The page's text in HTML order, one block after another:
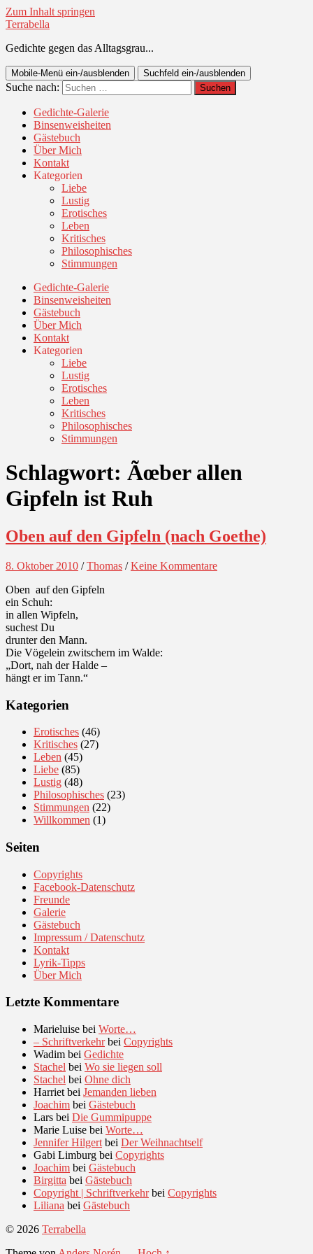
Zum Inhalt springen
Terrabella
Gedichte gegen das Alltagsgrau...
Mobile-Menü ein-/ausblenden Suchfeld ein-/ausblenden
Suche nach:
Gedichte-Galerie
Binsenweisheiten
Gästebuch
Über Mich
Kontakt
Kategorien
Liebe
Lustig
Erotisches
Leben
Kritisches
Philosophisches
Stimmungen
Gedichte-Galerie
Binsenweisheiten
Gästebuch
Über Mich
Kontakt
Kategorien
Liebe
Lustig
Erotisches
Leben
Kritisches
Philosophisches
Stimmungen
Schlagwort: Ãœber allen
Gipfeln ist Ruh
Oben auf den Gipfeln (nach Goethe)
8. Oktober 2010 /Thomas /Keine Kommentare
Oben auf den Gipfeln
ein Schuh:
in allen Wipfeln,
suchest Du
drunter den Mann.
Die Vögelein zwitschern im Walde:
„Dort, nah der Halde –
hängt er im Tann.“
Kategorien
Erotisches (46)
Kritisches (27)
Leben (45)
Liebe (85)
Lustig (48)
Philosophisches (23)
Stimmungen (22)
Willkommen (1)
Seiten
Copyrights
Facebook-Datenschutz
Freunde
Galerie
Gästebuch
Impressum / Datenschutz
Kontakt
Lyrik-Tipps
Über Mich
Letzte Kommentare
Marieluise bei Worte…
– Schriftverkehrbei Copyrights
Wadim bei Gedichte
Stachel bei Wo sie liegen soll
Stachel bei Ohne dich
Harriet bei Jemanden lieben
Joachim bei Gästebuch
Lars bei Die Gummipuppe
Marie Luise bei Worte…
Jennifer Hilgert bei Der Weihnachtself
Gabi Limburg bei Copyrights
Joachim bei Gästebuch
Birgitta bei Gästebuch
Copyright | Schriftverkehrbei Copyrights
Liliana bei Gästebuch
© 2026 Terrabella